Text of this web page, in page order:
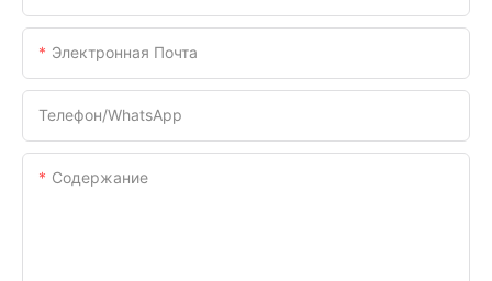
Электронная Почта
Телефон/WhatsApp
Содержание